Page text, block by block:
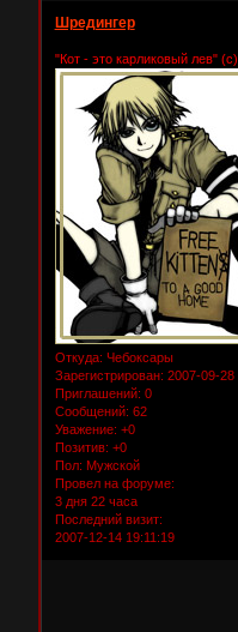
Шредингер
"Кот - это карликовый лев" (с)
Откуда: Чебоксары
Зарегистрирован: 2007-09-28
Приглашений: 0
Сообщений: 62
Уважение: +0
Позитив: +0
Пол: Мужской
Провел на форуме:
3 дня 22 часа
Последний визит:
2007-12-14 19:11:19